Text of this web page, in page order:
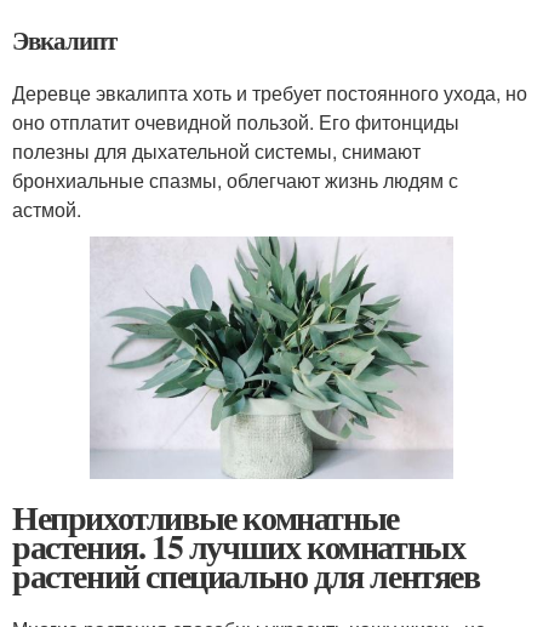
Эвкалипт
Деревце эвкалипта хоть и требует постоянного ухода, но
оно отплатит очевидной пользой. Его фитонциды
полезны для дыхательной системы, снимают
бронхиальные спазмы, облегчают жизнь людям с
астмой.
Неприхотливые комнатные
растения. 15 лучших комнатных
растений специально для лентяев